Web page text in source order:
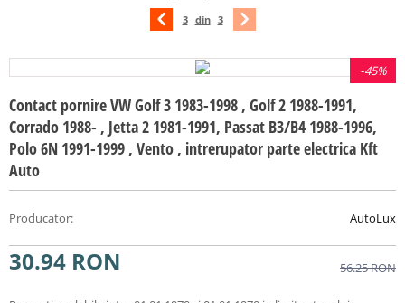
3 din 3
-45%
Contact pornire VW Golf 3 1983-1998 , Golf 2 1988-1991,
Corrado 1988- , Jetta 2 1981-1991, Passat B3/B4 1988-1996,
Polo 6N 1991-1999 , Vento , intrerupator parte electrica Kft
Auto
Producator: AutoLux
30.94 RON 56.25RON